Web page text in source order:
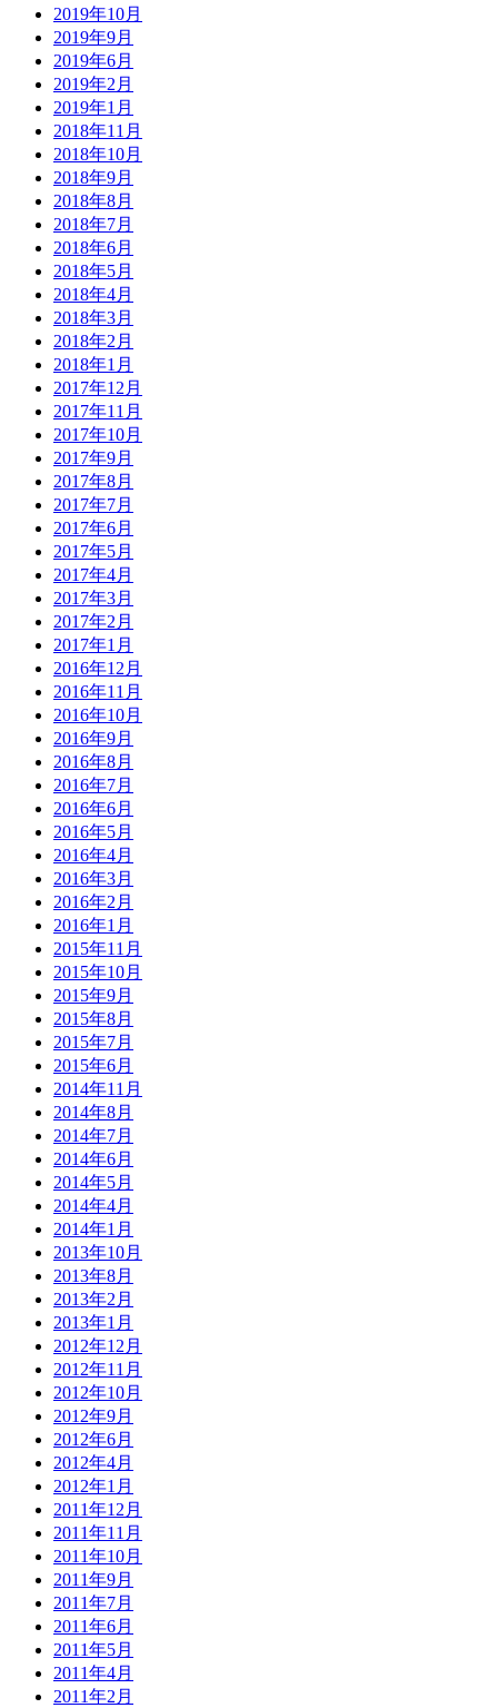
2019年10月
2019年9月
2019年6月
2019年2月
2019年1月
2018年11月
2018年10月
2018年9月
2018年8月
2018年7月
2018年6月
2018年5月
2018年4月
2018年3月
2018年2月
2018年1月
2017年12月
2017年11月
2017年10月
2017年9月
2017年8月
2017年7月
2017年6月
2017年5月
2017年4月
2017年3月
2017年2月
2017年1月
2016年12月
2016年11月
2016年10月
2016年9月
2016年8月
2016年7月
2016年6月
2016年5月
2016年4月
2016年3月
2016年2月
2016年1月
2015年11月
2015年10月
2015年9月
2015年8月
2015年7月
2015年6月
2014年11月
2014年8月
2014年7月
2014年6月
2014年5月
2014年4月
2014年1月
2013年10月
2013年8月
2013年2月
2013年1月
2012年12月
2012年11月
2012年10月
2012年9月
2012年6月
2012年4月
2012年1月
2011年12月
2011年11月
2011年10月
2011年9月
2011年7月
2011年6月
2011年5月
2011年4月
2011年2月